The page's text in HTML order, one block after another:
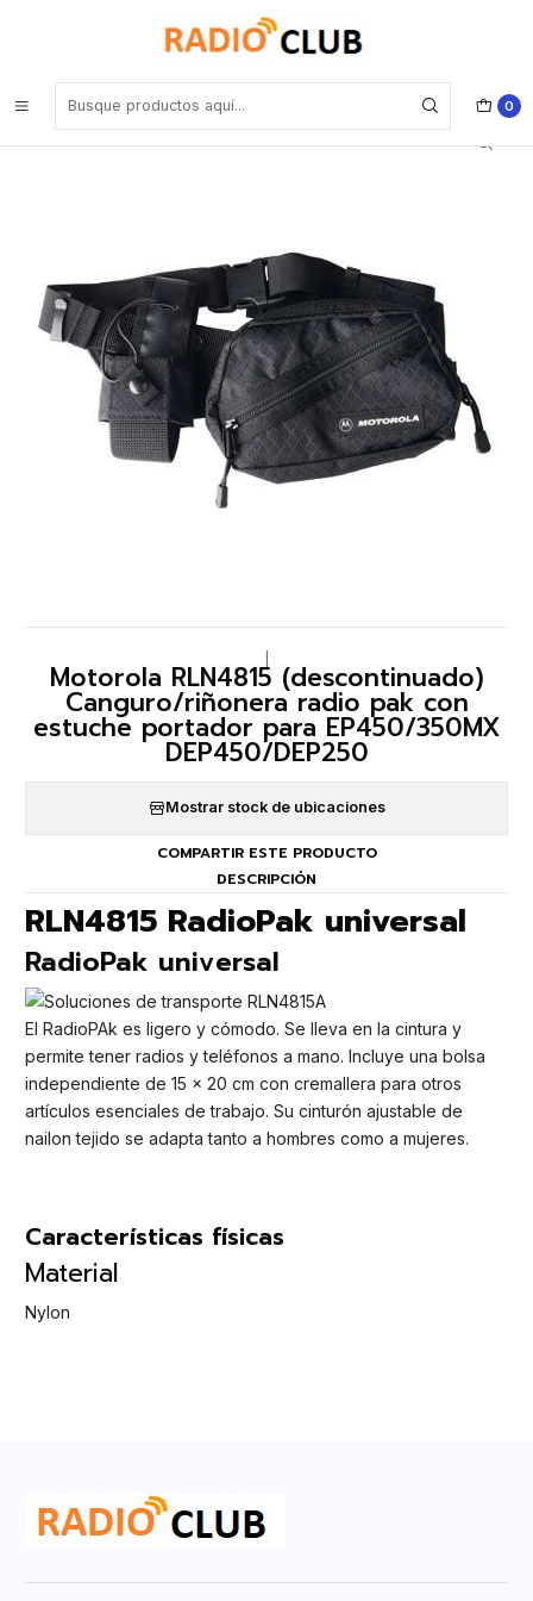
0
Pechera Porta radios Estuches
Motorola RLN4815 (descontinuado) Canguro/riñonera radio pak con
estuche portador para EP450/350MX DEP450/DEP250
Motorola RLN4815 (descontinuado)
Canguro/riñonera radio pak con
estuche portador para EP450/350MX
DEP450/DEP250
Mostrar stock de ubicaciones
COMPARTIR ESTE PRODUCTO
DESCRIPCIÓN
RLN4815 RadioPak universal
RadioPak universal
El RadioPAk es ligero y cómodo. Se lleva en la cintura y
permite tener radios y teléfonos a mano. Incluye una bolsa
independiente de 15 x 20 cm con cremallera para otros
artículos esenciales de trabajo. Su cinturón ajustable de
nailon tejido se adapta tanto a hombres como a mujeres.
Características físicas
Material
Nylon